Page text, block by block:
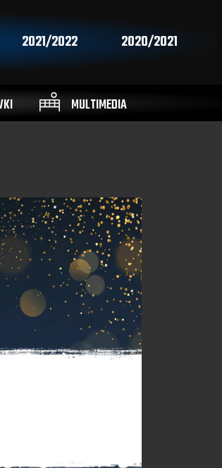
2021/2022 2020/2021
MULTIMEDIA